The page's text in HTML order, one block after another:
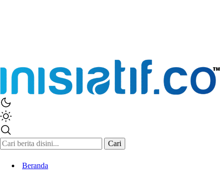
Inisiatif.co
Stay Connected Stay Informed
Cari
Beranda